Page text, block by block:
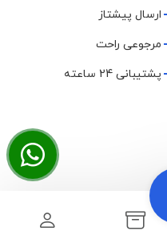
ارسال پیشتاز
مرجوعی راحت
پشتیبانی 24 ساعته
لقمانی میباشد. نقشه سایت